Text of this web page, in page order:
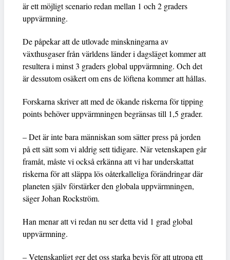
är ett möjligt scenario redan mellan 1 och 2 graders
uppvärmning.
De påpekar att de utlovade minskningarna av
växthusgaser från världens länder i dagsläget kommer att
resultera i minst 3 graders global uppvärmning. Och det
är dessutom osäkert om ens de löftena kommer att hållas.
Forskarna skriver att med de ökande riskerna för tipping
points behöver uppvärmningen begränsas till 1,5 grader.
– Det är inte bara människan som sätter press på jorden
på ett sätt som vi aldrig sett tidigare. När vetenskapen går
framåt, måste vi också erkänna att vi har underskattat
riskerna för att släppa lös oåterkalleliga förändringar där
planeten själv förstärker den globala uppvärmningen,
säger Johan Rockström.
Han menar att vi redan nu ser detta vid 1 grad global
uppvärmning.
– Vetenskapligt ger det oss starka bevis för att utropa ett